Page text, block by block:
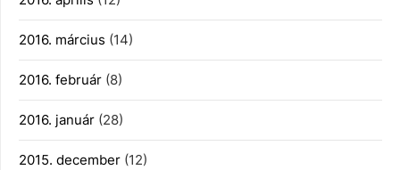
2016. március (14)
2016. február (8)
2016. január (28)
2015. december (12)